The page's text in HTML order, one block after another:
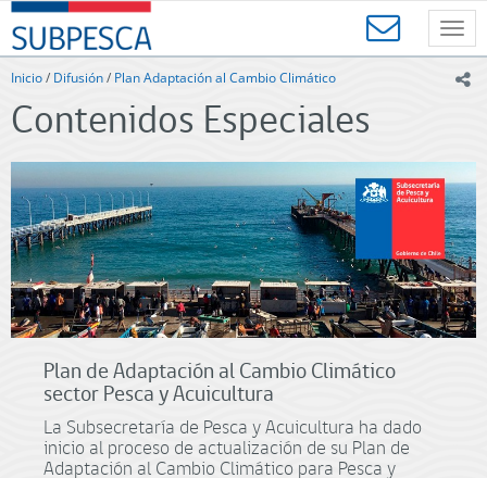
Contenido
principal
SUBPESCA
-
Subsecretaría
Pesca
y
Acuicultura
-
Gobierno
de
Chile
Inicio/ Difusión/ Plan Adaptación al Cambio Climático
Contenidos Especiales
Plan de Adaptación al Cambio Climático
sector Pesca y Acuicultura
La Subsecretaría de Pesca y Acuicultura ha dado
inicio al proceso de actualización de su Plan de
Adaptación al Cambio Climático para Pesca y